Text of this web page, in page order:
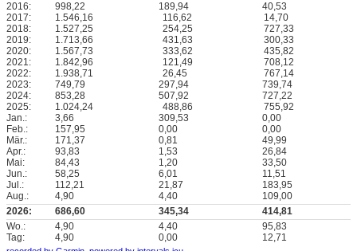
2016: 998,22 189,94
40,53
2017:
1.546,16 116,62
14,70
2018:
1.527,25 254,25
727,33
2019:
1.713,66 431,63
300,33
2020:
1.567,73 333,62
435,82
2021:
1.842,96 121,49
708,12
2022:
1.938,71 26,45
767,14
2023:
749,79 297,94
739,74
2024:
853,28 507,92
727,22
2025:
1.024,24 488,86
755,92
Jan.:
3,66 309,53
0,00
Feb.:
157,95 0,00
0,00
Mär.:
171,37 0,81
49,99
Apr.:
93,83 1,53
26,84
Mai:
84,43 1,20
33,50
Jun.:
58,25 6,01
11,51
Jul.:
112,21 21,87
183,95
Aug.:
4,90 4,40
109,00
2026:
686,60 345,34
414,81
Wo.:
4,90 4,40
95,83
Tag:
4,90 0,00 12,71